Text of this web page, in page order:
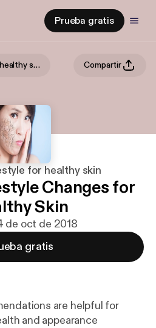
Prueba gratis
Diet and Lifestyle for healthy skin Compartir
for healthy skin
Changes for
Skin
de oct de 2018
gratis
are helpful for
and appearance